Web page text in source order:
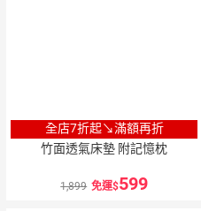
全店7折起↘滿額再折
竹面透氣床墊 附記憶枕
1,899 免運 599